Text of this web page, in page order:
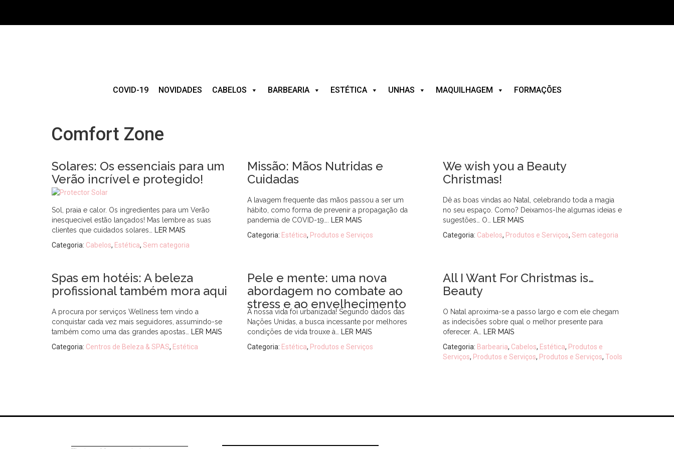
COVID-19 NOVIDADES CABELOS BARBEARIA ESTÉTICA UNHAS MAQUILHAGEM FORMAÇÕES
Comfort Zone
Solares: Os essenciais para um
Verão incrível e protegido!
Sol, praia e calor. Os ingredientes para um Verão
inesquecível estão lançados! Mas lembre as suas
clientes que cuidados solares…
LER MAIS
Categoria: Cabelos, Estética, Sem categoria
Missão: Mãos Nutridas e
Cuidadas
A lavagem frequente das mãos passou a ser um
hábito, como forma de prevenir a propagação da
pandemia de COVID-19….
LER MAIS
Categoria: Estética, Produtos e Serviços
We wish you a Beauty
Christmas!
Dê as boas vindas ao Natal, celebrando toda a magia
no seu espaço. Como? Deixamos-lhe algumas ideias e
sugestões… O…
LER MAIS
Categoria: Cabelos, Produtos e Serviços, Sem categoria
Spas em hotéis: A beleza
profissional também mora aqui
A procura por serviços Wellness tem vindo a
conquistar cada vez mais seguidores, assumindo-se
também como uma das grandes apostas…
LER MAIS
Categoria: Centros de Beleza & SPAS, Estética
Pele e mente: uma nova
abordagem no combate ao
stress e ao envelhecimento
A nossa vida foi urbanizada! Segundo dados das
Nações Unidas, a busca incessante por melhores
condições de vida trouxe à…
LER MAIS
Categoria: Estética, Produtos e Serviços
All I Want For Christmas is…
Beauty
O Natal aproxima-se a passo largo e com ele chegam
as indecisões sobre qual o melhor presente para
oferecer. A…
LER MAIS
Categoria: Barbearia, Cabelos, Estética, Produtos e
Serviços, Produtos e Serviços, Produtos e Serviços, Tools